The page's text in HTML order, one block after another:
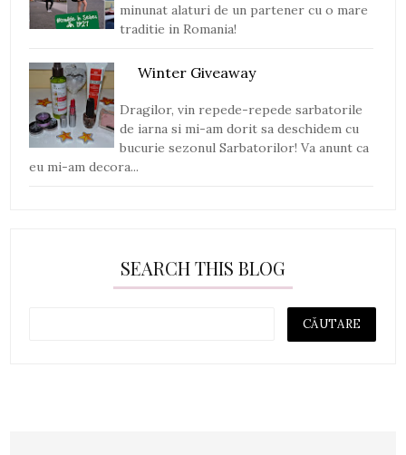
minunat alaturi de un partener cu o mare
traditie in Romania!
Winter Giveaway
Dragilor, vin repede-repede sarbatorile
de iarna si mi-am dorit sa deschidem cu
bucurie sezonul Sarbatorilor! Va anunt ca
eu mi-am decora...
SEARCH THIS BLOG